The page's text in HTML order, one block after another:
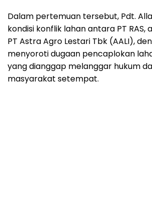
Dalam pertemuan tersebut, Pdt.
kondisi konflik lahan antara PT RAS,
PT Astra Agro Lestari Tbk (AALI),
menyoroti dugaan pencaplokan
yang dianggap melanggar hukum
masyarakat setempat.